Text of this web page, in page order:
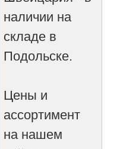
наличии на
складе в
Подольске.
Цены и
ассортимент
на нашем